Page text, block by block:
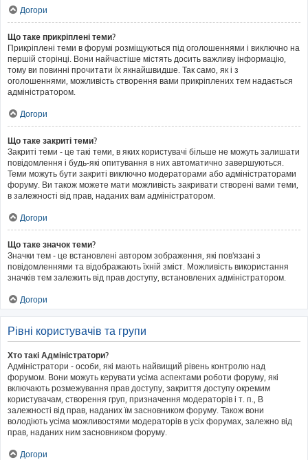
Догори
Що таке прикріплені теми?
Прикріплені теми в форумі розміщуються під оголошеннями і виключно на
першій сторінці. Вони найчастіше містять досить важливу інформацію,
тому ви повинні прочитати їх якнайшвидше. Так само, як і з
оголошеннями, можливість створення вами прикріплених тем надається
адміністратором.
Догори
Що таке закриті теми?
Закриті теми - це такі теми, в яких користувачі більше не можуть залишати
повідомлення і будь-які опитування в них автоматично завершуються.
Теми можуть бути закриті виключно модераторами або адміністраторами
форуму. Ви також можете мати можливість закривати створені вами теми,
в залежності від прав, наданих вам адміністратором.
Догори
Що таке значок теми?
Значки тем - це встановлені автором зображення, які пов'язані з
повідомленнями та відображають їхній зміст. Можливість використання
значків тем залежить від прав доступу, встановлених адміністратором.
Догори
Рівні користувачів та групи
Хто такі Адміністратори?
Адміністратори - особи, які мають найвищий рівень контролю над
форумом. Вони можуть керувати усіма аспектами роботи форуму, які
включають розмежування прав доступу, закриття доступу окремим
користувачам, створення груп, призначення модераторів і т. п., В
залежності від прав, наданих їм засновником форуму. Також вони
володіють усіма можливостями модераторів в усіх форумах, залежно від
прав, наданих ним засновником форуму.
Догори